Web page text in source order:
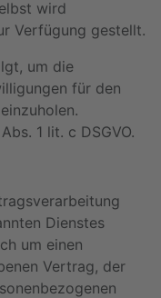
wird
Verfügung gestellt.
um die
für den
1 lit. c DSGVO.
Dienstes
um einen
Vertrag, der